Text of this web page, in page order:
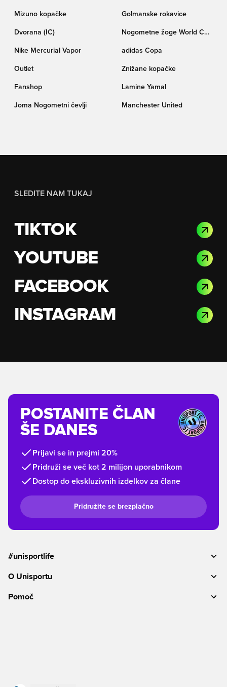
Mizuno kopačke Golmanske rokavice
Dvorana (IC)
Nogometne žoge World Cup
Nike Mercurial Vapor
adidas Copa
Outlet Znižane kopačke
Fanshop Lamine Yamal
Joma Nogometni čevlji Manchester United
SLEDITE NAM TUKAJ
TIKTOK
YOUTUBE
FACEBOOK
INSTAGRAM
POSTANITE ČLAN
ŠE DANES
Prijavi se in prejmi 20%
Pridruži se več kot 2 milijon uporabnikom
Dostop do ekskluzivnih izdelkov za člane
Pridružite se brezplačno
#unisportlife
O Unisportu
Pomoč